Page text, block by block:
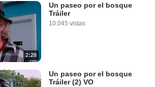
2:28
Un paseo por el bosque
Tráiler
10.045 vistas
Un paseo por el bosque
Tráiler (2) VO